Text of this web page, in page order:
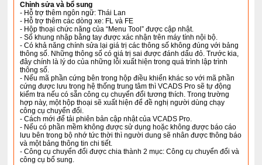
Chỉnh sửa và bổ sung
- Hỗ trợ thêm ngôn ngữ: Thái Lan
- Hỗ trợ thêm các dòng xe: FL và FE
- Hộp thoại chức năng của “Menu Tool” được cập nhật.
- Số khung nhập bằng tay được xác nhận trên máy tính nội bộ.
- Có khả năng chính sửa lại giá trị các thông số không đúng với bảng
thông số. Những thông số có giá trị sai được đánh dấu đỏ. Trước kia,
đây chính là lý do của những lỗi xuất hiện trong quá trình lập trình
thông số.
- Nếu mã phần cứng bên trong hộp điều khiển khác so với mã phần
cứng được lưu trong hệ thống trung tâm thì VCADS Pro sẽ tự động
kiểm tra nếu có sẵn công cụ chuyển đổi tương thích. Trong trường
hợp này, một hộp thoại sẽ xuất hiện để đề nghị người dùng chạy
công cụ chuyển đổi.
- Cách mới để tải phiên bản cập nhật của VCADS Pro.
- Nếu có phần mềm không được sử dụng hoặc không được báo cáo
lưu bên trong bộ nhớ tức thời thì người dung sẽ nhân được thông báo
và một bảng thông tin chi tiết.
- Công cụ chuyển đổi được chia thành 2 mục: Công cụ chuyển đổi và
công cụ bổ sung.